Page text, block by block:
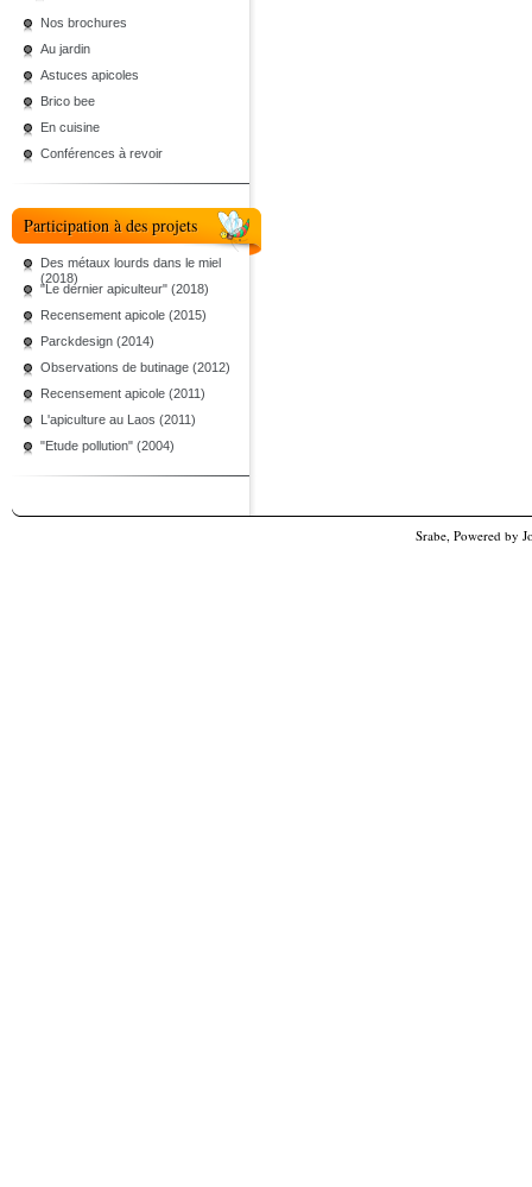
Nos brochures
Au jardin
Astuces apicoles
Brico bee
En cuisine
Conférences à revoir
Participation à des projets
Des métaux lourds dans le miel
(2018)
"Le dernier apiculteur" (2018)
Recensement apicole (2015)
Parckdesign (2014)
Observations de butinage (2012)
Recensement apicole (2011)
L'apiculture au Laos (2011)
"Etude pollution" (2004)
Srabe, Powered by